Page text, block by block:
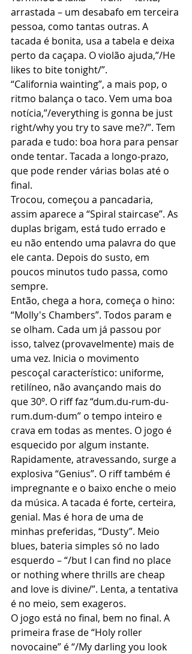
arrastada – um desabafo em terceira
pessoa, como tantas outras. A
tacada é bonita, usa a tabela e deixa
perto da caçapa. O violão ajuda,”/He
likes to bite tonight/”.
“California wainting”, a mais pop, o
ritmo balança o taco. Vem uma boa
notícia,”/everything is gonna be just
right/why you try to save me?/”. Tem
parada e tudo: boa hora para pensar
onde tentar. Tacada a longo-prazo,
que pode render várias bolas até o
final.
Trocou, começou a pancadaria,
assim aparece a “Spiral staircase”. As
duplas brigam, está tudo errado e
eu não entendo uma palavra do que
ele canta. Depois do susto, em
poucos minutos tudo passa, como
sempre.
Então, chega a hora, começa o hino:
“Molly's Chambers”. Todos param e
se olham. Cada um já passou por
isso, talvez (provavelmente) mais de
uma vez. Inicia o movimento
pescoçal característico: uniforme,
retilíneo, não avançando mais do
que 30º. O riff faz “dum.du-rum-du-
rum.dum-dum” o tempo inteiro e
crava em todas as mentes. O jogo é
esquecido por algum instante.
Rapidamente, atravessando, surge a
explosiva “Genius”. O riff também é
impregnante e o baixo enche o meio
da música. A tacada é forte, certeira,
genial. Mas é hora de uma de
minhas preferidas, “Dusty”. Meio
blues, bateria simples só no lado
esquerdo – “/but I can find no place
or nothing where thrills are cheap
and love is divine/”. Lenta, a tentativa
é no meio, sem exageros.
O jogo está no final, bem no final. A
primeira frase de “Holy roller
novocaine” é “/My darling you look